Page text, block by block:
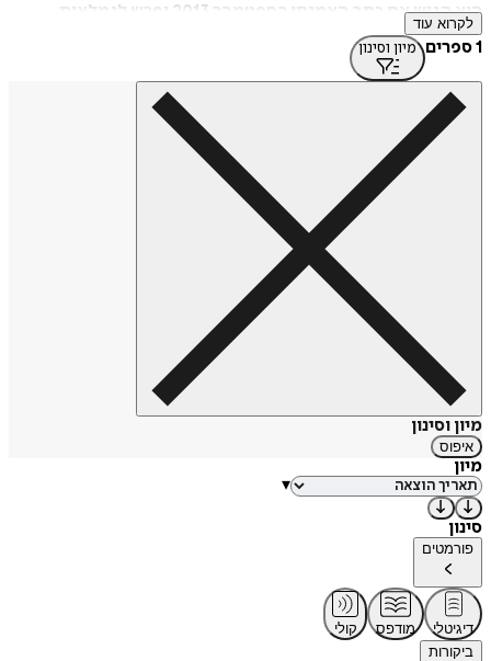
הוא הגיש את כתב האמנתו בספטמבר 2013 ופרש לגמלאות
ב-2017.
מקור: ויקיפדיה
https://tinyurl.com/26yrjmv7
לקרוא עוד
1 ספרים מיון וסינון
מיון וסינון
איפוס
מיון
▾
סינון
פורמטים
דיגיטלי מודפס
קולי
ביקורות